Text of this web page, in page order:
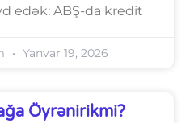
edək: ABŞ-da kredit
Yanvar 19, 2026
Öyrənirikmi?